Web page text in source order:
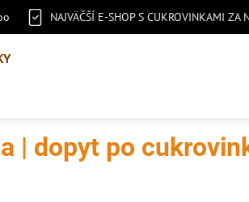
NAJVÄČŠÍ E-SHOP S CUKROVINKAMI ZA
| dopyt po